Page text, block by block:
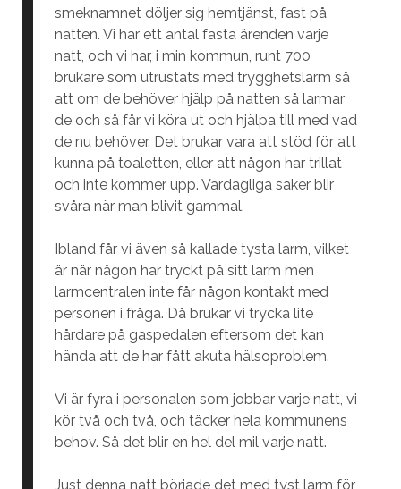
smeknamnet döljer sig hemtjänst, fast på
natten. Vi har ett antal fasta ärenden varje
natt, och vi har, i min kommun, runt 700
brukare som utrustats med trygghetslarm så
att om de behöver hjälp på natten så larmar
de och så får vi köra ut och hjälpa till med vad
de nu behöver. Det brukar vara att stöd för att
kunna på toaletten, eller att någon har trillat
och inte kommer upp. Vardagliga saker blir
svåra när man blivit gammal.
Ibland får vi även så kallade tysta larm, vilket
är när någon har tryckt på sitt larm men
larmcentralen inte får någon kontakt med
personen i fråga. Då brukar vi trycka lite
hårdare på gaspedalen eftersom det kan
hända att de har fått akuta hälsoproblem.
Vi är fyra i personalen som jobbar varje natt, vi
kör två och två, och täcker hela kommunens
behov. Så det blir en hel del mil varje natt.
Just denna natt började det med tyst larm för